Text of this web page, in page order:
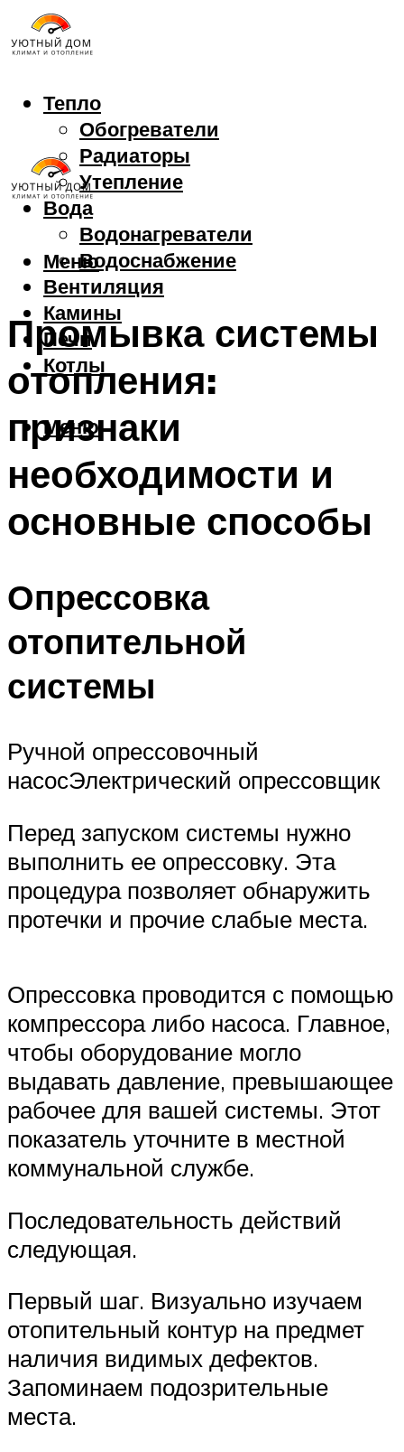
Тепло
Обогреватели
Радиаторы
Утепление
Вода
Водонагреватели
Водоснабжение
Вентиляция
Камины
Печи
Котлы
Меню
Меню
Промывка системы
отопления:
признаки
необходимости и
основные способы
Опрессовка
отопительной
системы
Ручной опрессовочный
насосЭлектрический опрессовщик
Перед запуском системы нужно
выполнить ее опрессовку. Эта
процедура позволяет обнаружить
протечки и прочие слабые места.
Опрессовка проводится с помощью
компрессора либо насоса. Главное,
чтобы оборудование могло
выдавать давление, превышающее
рабочее для вашей системы. Этот
показатель уточните в местной
коммунальной службе.
Последовательность действий
следующая.
Первый шаг. Визуально изучаем
отопительный контур на предмет
наличия видимых дефектов.
Запоминаем подозрительные
места.